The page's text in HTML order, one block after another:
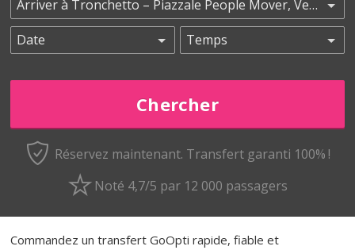
Réservez maintenant. Transfert garanti 100% !
Noté 4,7/5 par 12 000 passagers
Commandez un transfert GoOpti rapide, fiable et